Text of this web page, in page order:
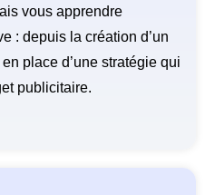
vous apprendre
: depuis la création d’un
place d’une stratégie qui
publicitaire.